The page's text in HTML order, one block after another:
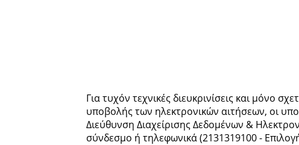
Για τυχόν τεχνικές διευκρινίσεις και μόνο
υποβολής των ηλεκτρονικών αιτήσεων, οι
Διεύθυνση Διαχείρισης Δεδομένων &
σύνδεσμο ή τηλεφωνικά (2131319100 -